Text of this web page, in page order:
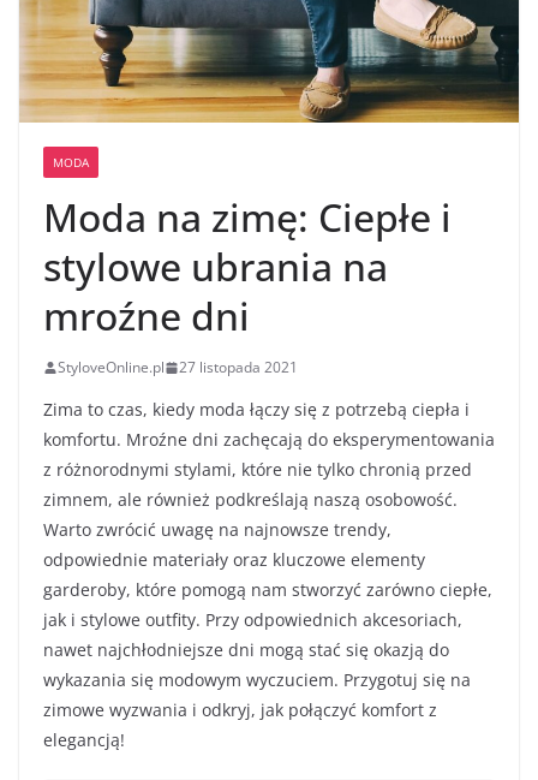
MODA
Moda na zimę: Ciepłe i
stylowe ubrania na
mroźne dni
StyloveOnline.pl 27 listopada 2021
Zima to czas, kiedy moda łączy się z potrzebą ciepła i
komfortu. Mroźne dni zachęcają do eksperymentowania
z różnorodnymi stylami, które nie tylko chronią przed
zimnem, ale również podkreślają naszą osobowość.
Warto zwrócić uwagę na najnowsze trendy,
odpowiednie materiały oraz kluczowe elementy
garderoby, które pomogą nam stworzyć zarówno ciepłe,
jak i stylowe outfity. Przy odpowiednich akcesoriach,
nawet najchłodniejsze dni mogą stać się okazją do
wykazania się modowym wyczuciem. Przygotuj się na
zimowe wyzwania i odkryj, jak połączyć komfort z
elegancją!